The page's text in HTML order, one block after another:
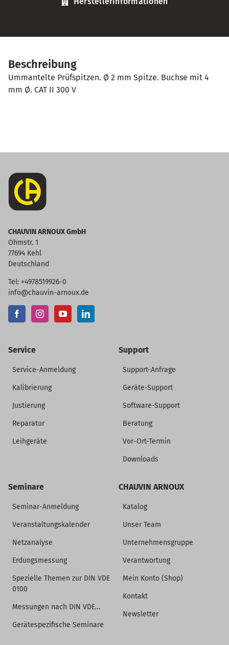
Beschreibung
Ummantelte Prüfspitzen. Ø 2 mm Spitze. Buchse mit 4
mm Ø. CAT II 300 V
CHAUVIN ARNOUX GmbH
Ohmstr. 1
77694 Kehl
Deutschland
Tel: +4978519926-0
info@chauvin-arnoux.de
Service
Service-Anmeldung
Kalibrierung
Justierung
Reparatur
Leihgeräte
Support
Support-Anfrage
Geräte-Support
Software-Support
Beratung
Vor-Ort-Termin
Downloads
Seminare
Seminar-Anmeldung
Veranstaltungskalender
Netzanalyse
Erdungsmessung
Spezielle Themen zur DIN VDE
0100
Messungen nach DIN VDE…
Gerätespezifische Seminare
CHAUVIN ARNOUX
Katalog
Unser Team
Unternehmensgruppe
Verantwortung
Mein Konto (Shop)
Kontakt
Newsletter